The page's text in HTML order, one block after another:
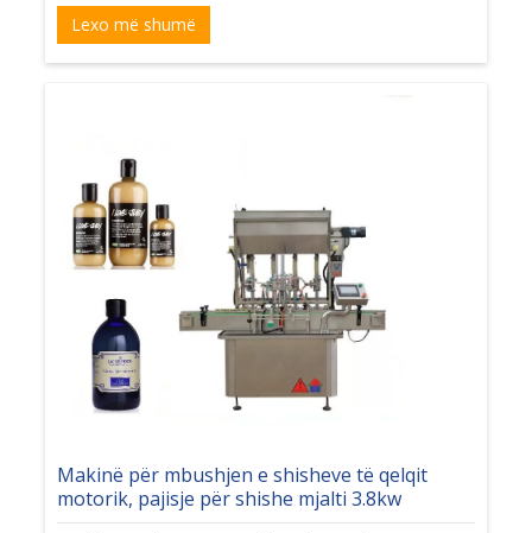
Lexo më shumë
Makinë për mbushjen e shisheve të qelqit
motorik, pajisje për shishe mjalti 3.8kw